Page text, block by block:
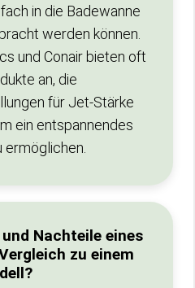
in die Badewanne
werden können.
und Conair bieten oft
an, die
für Jet-Stärke
ein entspannendes
ermöglichen.
Nachteile eines
zu einem